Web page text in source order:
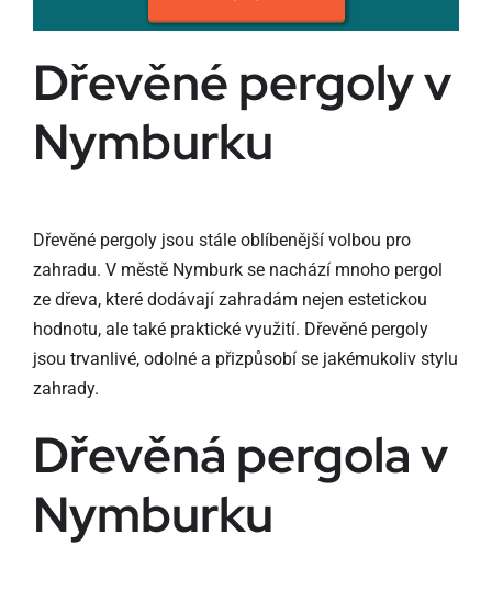
Dřevěné pergoly v
Nymburku
Dřevěné pergoly jsou stále oblíbenější volbou pro
zahradu. V městě Nymburk se nachází mnoho pergol
ze dřeva, které dodávají zahradám nejen estetickou
hodnotu, ale také praktické využití. Dřevěné pergoly
jsou trvanlivé, odolné a přizpůsobí se jakémukoliv stylu
zahrady.
Dřevěná pergola v
Nymburku